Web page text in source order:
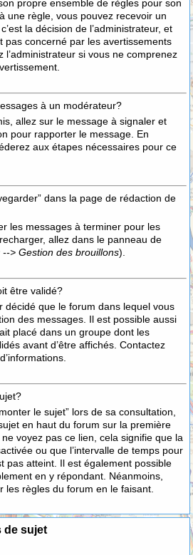
propre ensemble de règles pour son
une règle, vous pouvez recevoir un
la décision de l’administrateur, et
pas concerné par les avertissements
l’administrateur si vous ne comprenez
à un modérateur?
allez sur le message à signaler et
pour rapporter le message. En
aux étapes nécessaires pour ce
dans la page de rédaction de
les messages à terminer pour les
allez dans le panneau de
--> Gestion des brouillons).
être validé?
décidé que le forum dans lequel vous
des messages. Il est possible aussi
placé dans un groupe dont les
avant d’être affichés. Contactez
le sujet” lors de sa consultation,
en haut du forum sur la première
voyez pas ce lien, cela signifie que la
ou que l’intervalle de temps pour
pas atteint. Il est également possible
en y répondant. Néanmoins,
les règles du forum en le faisant.
de sujet